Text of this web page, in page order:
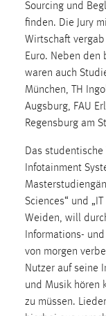
Sourcing und
finden. Die Jury
Wirtschaft
Euro. Neben den
waren auch
München, TH
Augsburg, FAU
Regensburg am
Das studentische
Infotainment
Sciences“ und
Weiden, will
Informations-
von morgen
Nutzer auf seine
und Musik hören
zu müssen.
Zweck:
Das Cookie
Cookie
30 Tage
Chat
chat-frame-
Zweck:
Cookie
Jahre,